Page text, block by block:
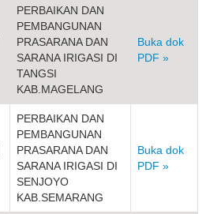
PERBAIKAN DAN
PEMBANGUNAN
PRASARANA DAN
SARANA IRIGASI DI
TANGSI
KAB.MAGELANG
Buka dok
PDF »
PERBAIKAN DAN
PEMBANGUNAN
PRASARANA DAN
SARANA IRIGASI DI
SENJOYO
KAB.SEMARANG
Buka dok
PDF »